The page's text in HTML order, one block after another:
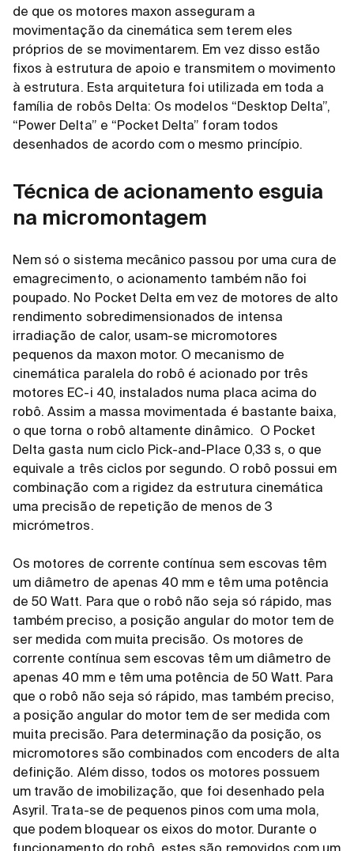
de que os motores maxon asseguram a
movimentação da cinemática sem terem eles
próprios de se movimentarem. Em vez disso estão
fixos à estrutura de apoio e transmitem o movimento
à estrutura. Esta arquitetura foi utilizada em toda a
família de robôs Delta: Os modelos “Desktop Delta”,
“Power Delta” e “Pocket Delta” foram todos
desenhados de acordo com o mesmo princípio.
Técnica de acionamento esguia
na micromontagem
Nem só o sistema mecânico passou por uma cura de
emagrecimento, o acionamento também não foi
poupado. No Pocket Delta em vez de motores de alto
rendimento sobredimensionados de intensa
irradiação de calor, usam-se micromotores
pequenos da maxon motor. O mecanismo de
cinemática paralela do robô é acionado por três
motores EC-i 40, instalados numa placa acima do
robô. Assim a massa movimentada é bastante baixa,
o que torna o robô altamente dinâmico. O Pocket
Delta gasta num ciclo Pick-and-Place 0,33 s, o que
equivale a três ciclos por segundo. O robô possui em
combinação com a rigidez da estrutura cinemática
uma precisão de repetição de menos de 3
micrómetros.
Os motores de corrente contínua sem escovas têm
um diâmetro de apenas 40 mm e têm uma potência
de 50 Watt. Para que o robô não seja só rápido, mas
também preciso, a posição angular do motor tem de
ser medida com muita precisão. Os motores de
corrente contínua sem escovas têm um diâmetro de
apenas 40 mm e têm uma potência de 50 Watt. Para
que o robô não seja só rápido, mas também preciso,
a posição angular do motor tem de ser medida com
muita precisão. Para determinação da posição, os
micromotores são combinados com encoders de alta
definição. Além disso, todos os motores possuem
um travão de imobilização, que foi desenhado pela
Asyril. Trata-se de pequenos pinos com uma mola,
que podem bloquear os eixos do motor. Durante o